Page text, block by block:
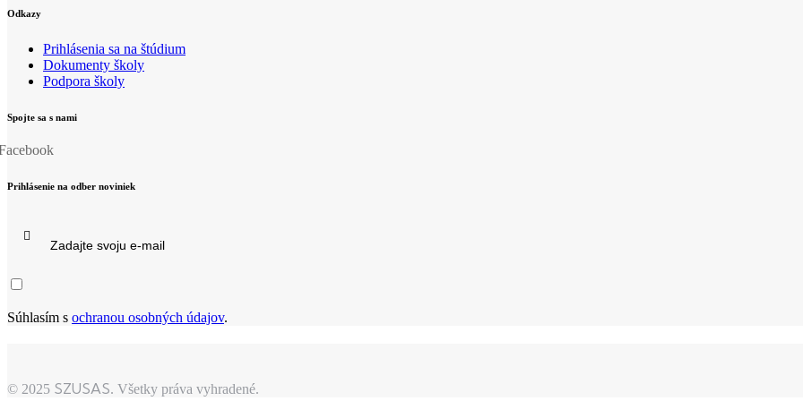
Odkazy
Prihlásenia sa na štúdium
Dokumenty školy
Podpora školy
Spojte sa s nami
Prihlásenie na odber noviniek
Súhlasím s ochranou osobných údajov.
© 2025 SZUSAS. Všetky práva vyhradené.